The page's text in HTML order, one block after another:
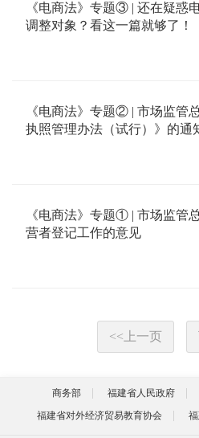
《电商法》专题③ | 还在疑惑
调整对象？看这一篇就够了！
《电商法》专题② | 市场监管
执照管理办法（试行）》的通
《电商法》专题① | 市场监管
营者登记工作的意见
<< 上一页
商务部 福建省人民政府
福建省对外经济贸易教育协会